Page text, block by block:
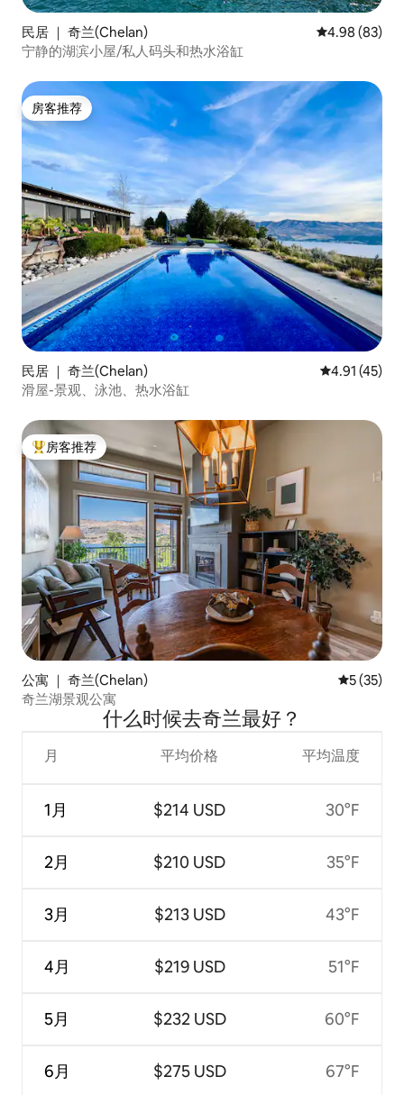
民居 ｜ 奇兰(Chelan) 平均评分 4.98
4.98 (83)
宁静的湖滨小屋/私人码头和热水浴缸
房客推荐
房客推荐
民居 ｜ 奇兰(Chelan) 平均评分
4.91 (45)
滑屋-景观、泳池、热水浴缸
热门「房客推荐」
房客推荐
公寓 ｜ 奇兰(Chelan) 平均评分
5 (35)
奇兰湖景观公寓
什么时候去奇兰最好？
月
1月
2月
3月
4月
5月
6月
平均价格
$214 USD
$210 USD
$213 USD
$219 USD
$232 USD
$275 USD
平均温度
30°F
35°F
43°F
51°F
60°F
67°F